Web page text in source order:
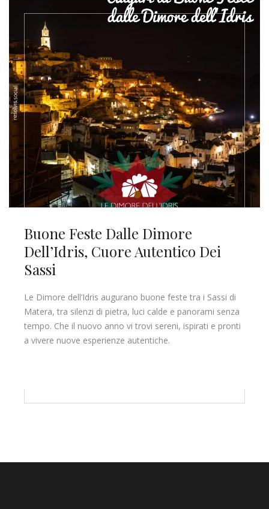
Buone Feste Dalle Dimore
Dell’Idris, Cuore Autentico Dei
Sassi
Le Dimore dell’Idris augurano buone feste tra i Sassi di
Matera, tra silenzi di pietra, luci calde e panorami senza
tempo. Che il nuovo anno vi trovi sereni, ispirati e pronti
a vivere nuove esperienze autentiche.